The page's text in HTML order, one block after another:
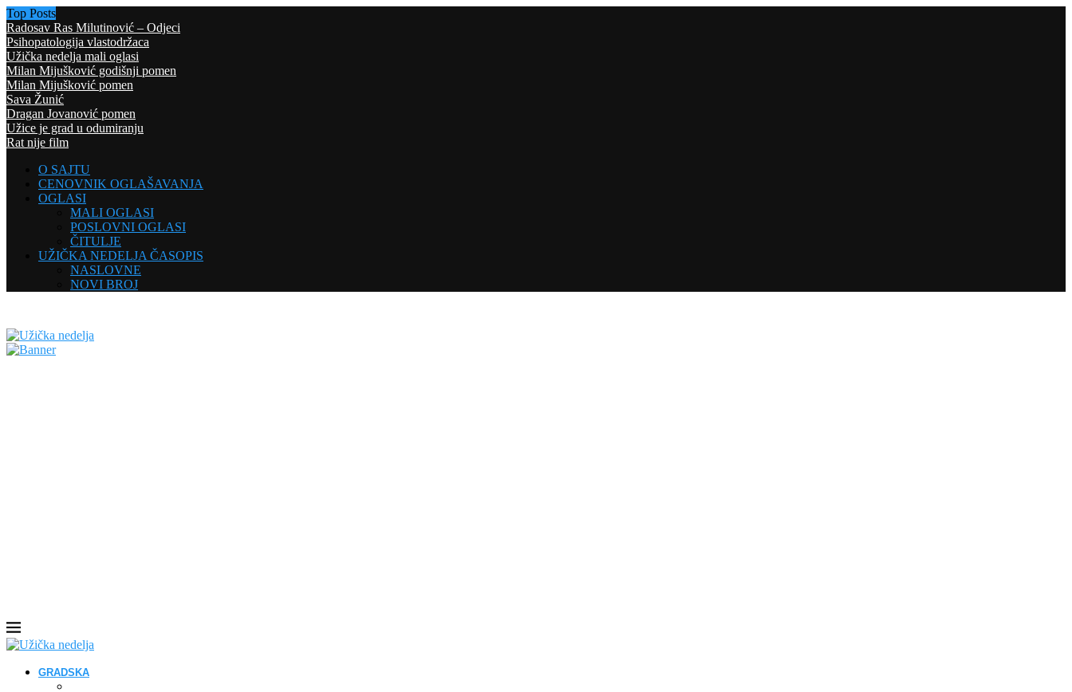
Top Posts
Radosav Ras Milutinović – Odjeci
Psihopatologija vlastodržaca
Užička nedelja mali oglasi
Milan Mijušković godišnji pomen
Milan Mijušković pomen
Sava Žunić
Dragan Jovanović pomen
Užice je grad u odumiranju
Rat nije film
O SAJTU
CENOVNIK OGLAŠAVANJA
OGLASI
MALI OGLASI
POSLOVNI OGLASI
ČITULJE
UŽIČKA NEDELJA ČASOPIS
NASLOVNE
NOVI BROJ
GRADSKA